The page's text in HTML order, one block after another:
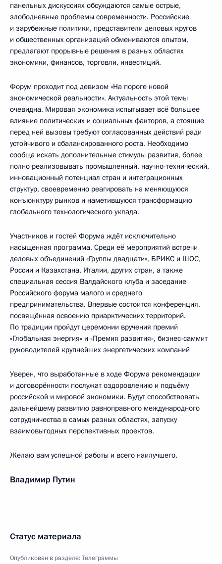
панельных дискуссиях обсуждаются самые острые,
злободневные проблемы современности. Российские
и зарубежные политики, представители деловых кругов
и общественных организаций обмениваются опытом,
предлагают прорывные решения в разных областях
экономики, финансов, торговли, инвестиций.
Форум проходит под девизом «На пороге новой
экономической реальности». Актуальность этой темы
очевидна. Мировая экономика испытывает всё большее
влияние политических и социальных факторов, а стоящие
перед ней вызовы требуют согласованных действий ради
устойчивого и сбалансированного роста. Необходимо
сообща искать дополнительные стимулы развития, более
полно реализовывать промышленный, научно-технический,
инновационный потенциал стран и интеграционных
структур, своевременно реагировать на меняющуюся
конъюнктуру рынков и наметившуюся трансформацию
глобального технологического уклада.
Участников и гостей Форума ждёт исключительно
насыщенная программа. Среди её мероприятий встречи
деловых объединений «Группы двадцати», БРИКС и ШОС,
России и Казахстана, Италии, других стран, а также
специальная сессия Валдайского клуба и заседание
Российского форума малого и среднего
предпринимательства. Впервые состоится конференция,
посвящённая освоению приарктических территорий.
По традиции пройдут церемонии вручения премий
«Глобальная энергия» и «Премия развития», бизнес-саммит
руководителей крупнейших энергетических компаний
Уверен, что выработанные в ходе Форума рекомендации
и договорённости послужат оздоровлению и подъёму
российской и мировой экономики. Будут способствовать
дальнейшему развитию равноправного международного
сотрудничества в самых разных областях, запуску
взаимовыгодных перспективных проектов.
Желаю вам успешной работы и всего наилучшего.
Владимир Путин
Статус материала
Опубликован в разделе:Телеграммы